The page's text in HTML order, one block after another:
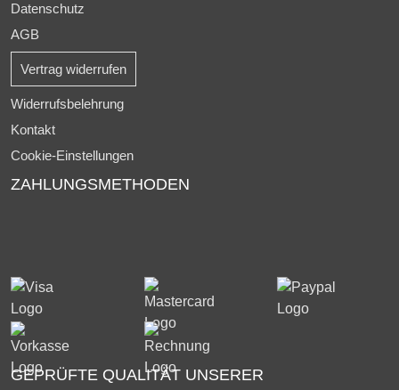
Datenschutz
AGB
Vertrag widerrufen
Widerrufsbelehrung
Kontakt
Cookie-Einstellungen
ZAHLUNGSMETHODEN
GEPRÜFTE QUALITÄT UNSERER